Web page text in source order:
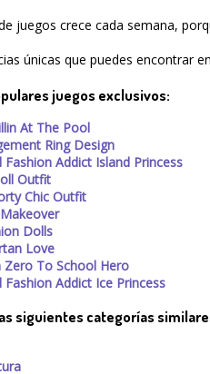
juegos crece cada semana,
únicas que puedes encontrar
juegos exclusivos:
At The Pool
Ring Design
Fashion Addict Island Princess
Outfit
Chic Outfit
Dolls
Love
Zero To School Hero
Fashion Addict Ice Princess
siguientes categorías